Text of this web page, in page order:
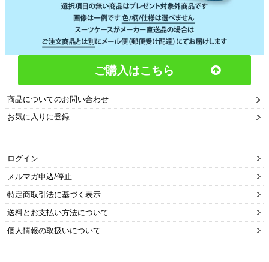
ご購入はこちら
商品についてのお問い合わせ
お気に入りに登録
ログイン
メルマガ申込/停止
特定商取引法に基づく表示
送料とお支払い方法について
個人情報の取扱いについて